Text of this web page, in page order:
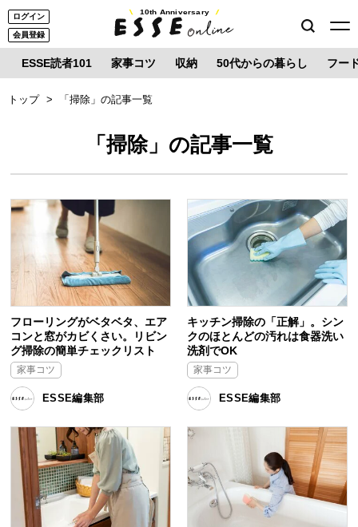
ログイン
会員登録
10th Anniversary
ESSE読者101 家事コツ 収納 50代からの暮らし フー
トップ 「掃除」の記事一覧
「掃除」の記事一覧
フローリングがベタベタ、エア
コンと窓がカビくさい。リビン
グ掃除の簡単チェックリスト
家事コツ
ESSE編集部
キッチン掃除の「正解」。シン
クのほとんどの汚れは食器洗い
洗剤でOK
家事コツ
ESSE編集部